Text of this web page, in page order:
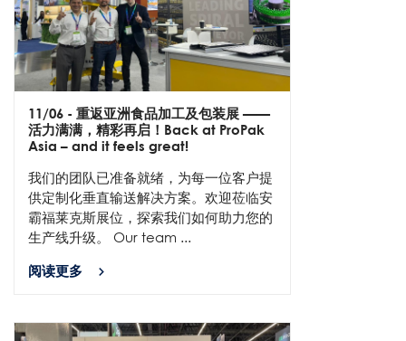
11/06 - 重返亚洲食品加工及包装展 ——
活力满满，精彩再启！Back at ProPak
Asia – and it feels great!
我们的团队已准备就绪，为每一位客户提
供定制化垂直输送解决方案。欢迎莅临安
霸福莱克斯展位，探索我们如何助力您的
生产线升级。 Our team ...
阅读更多